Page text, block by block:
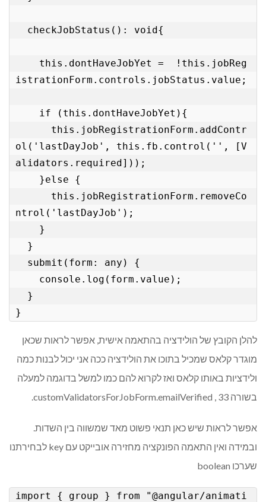
istrationForm.controls.jobStatus.value;
ol('lastDayJob', this.fb.control('', [V
alidators.required]));
ntrol('lastDayJob');
להלן הקובץ של הולידציה בהתאמה אישית, אפשר לראות שכאן
מוגדר קלאס שמכיל בתוכו את הולידציה ככה אני יכול לבנות כמה
ולידציות באותו קלאס ואז לקרוא להם כמו למשל בדוגמה למעלה
בשורה 33 , customValidatorsForJobForm.emailVerified.
אפשר לראות שיש כאן תנאי פשוט מאד שמשווה בין השדות.
ובמידה ואין התאמה הפונקציה מחזירה אובייקט עם key לבחירתנו
שערכו boolean
import { group } from "@angular/animati